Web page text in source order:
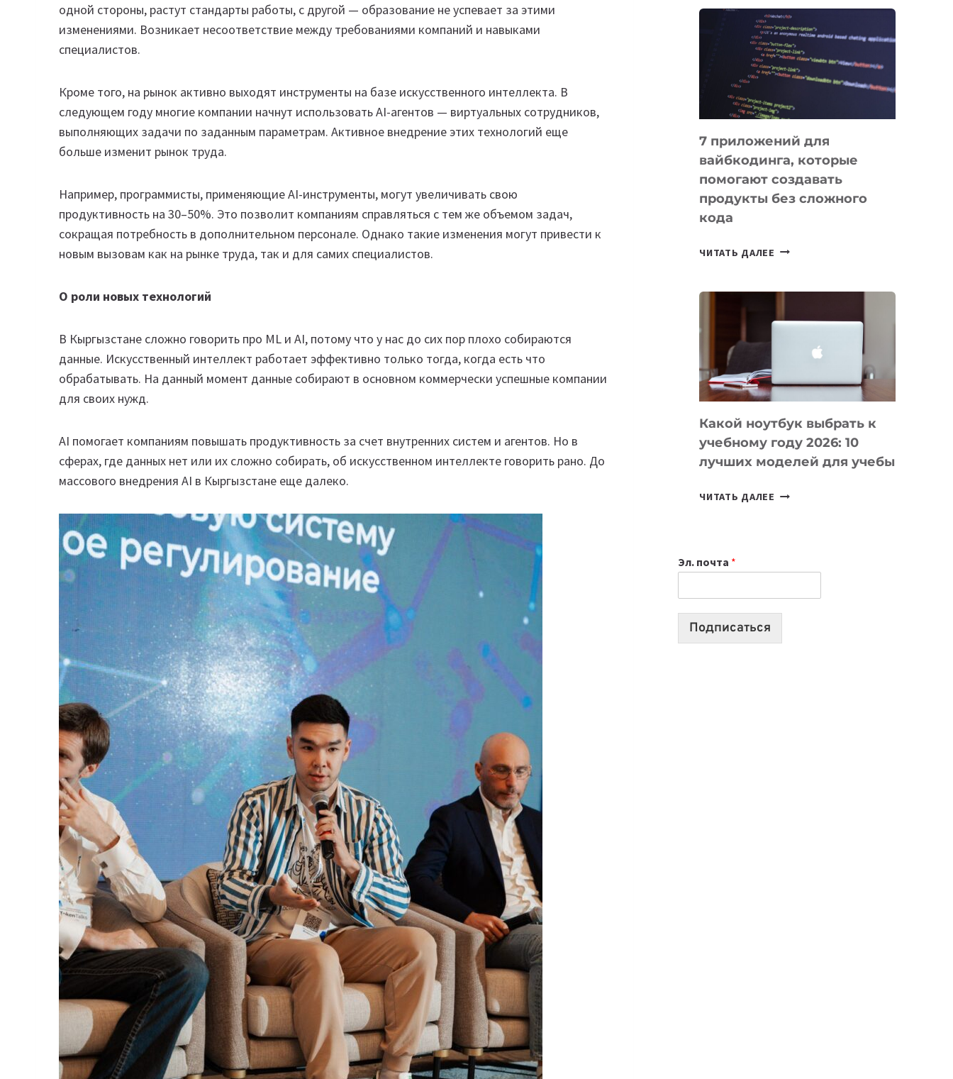
одной стороны, растут стандарты работы, с другой — образование не успевает за этими
изменениями. Возникает несоответствие между требованиями компаний и навыками
специалистов.
Кроме того, на рынок активно выходят инструменты на базе искусственного интеллекта. В
следующем году многие компании начнут использовать AI-агентов — виртуальных сотрудников,
выполняющих задачи по заданным параметрам. Активное внедрение этих технологий еще
больше изменит рынок труда.
Например, программисты, применяющие AI-инструменты, могут увеличивать свою
продуктивность на 30–50%. Это позволит компаниям справляться с тем же объемом задач,
сокращая потребность в дополнительном персонале. Однако такие изменения могут привести к
новым вызовам как на рынке труда, так и для самих специалистов.
О роли новых технологий
В Кыргызстане сложно говорить про ML и AI, потому что у нас до сих пор плохо собираются
данные. Искусственный интеллект работает эффективно только тогда, когда есть что
обрабатывать. На данный момент данные собирают в основном коммерчески успешные компании
для своих нужд.
AI помогает компаниям повышать продуктивность за счет внутренних систем и агентов. Но в
сферах, где данных нет или их сложно собирать, об искусственном интеллекте говорить рано. До
массового внедрения AI в Кыргызстане еще далеко.
ПОЛЕЗНЫХ
ИНСТРУМЕНТОВ
ДЛЯ
РАБОТЫ
7 приложений для
вайбкодинга, которые
помогают создавать
продукты без сложного
кода
ЧИТАТЬ ДАЛЕЕ
КОТОРЫЕ
СОЗДАВАТЬ
БЕЗ
КОДА
Какой ноутбук выбрать к
учебному году 2026: 10
лучших моделей для учебы
ЧИТАТЬ ДАЛЕЕ КАКОЙ
2026:
10
Эл. почта *
Подписаться